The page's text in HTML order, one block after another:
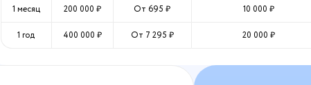
1 месяц 200 000 ₽ От 695 ₽ 10 000 ₽
1 год 400 000 ₽ От 7 295 ₽ 20 000 ₽